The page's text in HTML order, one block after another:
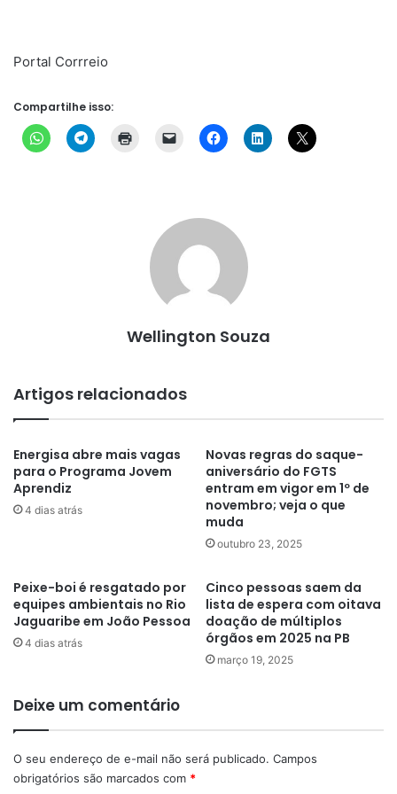
Portal Corrreio
Compartilhe isso:
Wellington Souza
Artigos relacionados
Energisa abre mais vagas
para o Programa Jovem
Aprendiz
4 dias atrás
Novas regras do saque-
aniversário do FGTS
entram em vigor em 1º de
novembro; veja o que
muda
outubro 23, 2025
Peixe-boi é resgatado por
equipes ambientais no Rio
Jaguaribe em João Pessoa
4 dias atrás
Cinco pessoas saem da
lista de espera com oitava
doação de múltiplos
órgãos em 2025 na PB
março 19, 2025
Deixe um comentário
O seu endereço de e-mail não será publicado. Campos
obrigatórios são marcados com *